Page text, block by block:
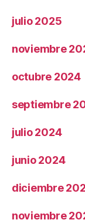
julio 2025
noviembre
octubre 2024
septiembre
julio 2024
junio 2024
diciembre
noviembre